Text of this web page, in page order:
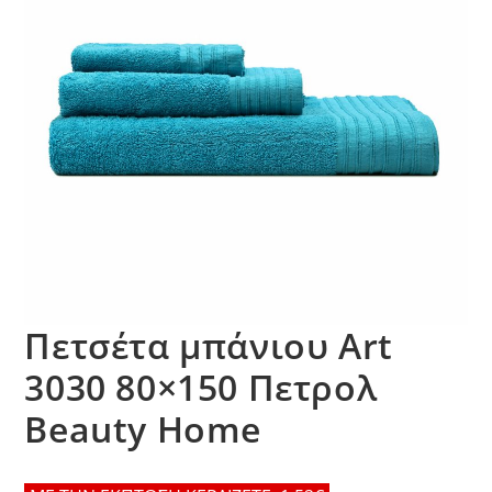
Πετσέτα μπάνιου Art
3030 80×150 Πετρολ
Beauty Home